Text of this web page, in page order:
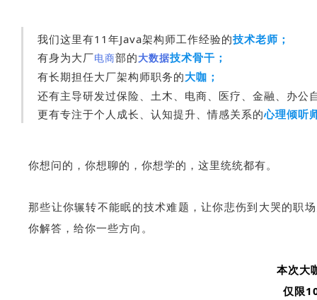
我们这里有11年Java架构师工作经验的技术老师；
有身为大厂电商部的大数据技术骨干 ；
有长期担任大厂架构师职务的大咖；
还有主导研发过保险、土木、电商、医疗、金融、办公
更有专注于个人成长、认知提升、情感关系的心理倾听
你想问的，你想聊的，你想学的，这里统统都有。
那些让你辗转不能眠的技术难题，让你悲伤到大哭的职
你解答，给你一些方向。
本次大
仅限